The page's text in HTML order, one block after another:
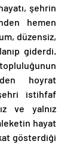
şehrin
hemen
düzensiz,
giderdi.
hoyrat
şehri istihfaf
ve yalnız
hayat
gösterdiği